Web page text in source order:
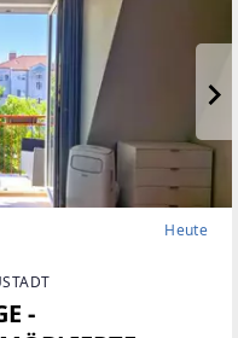
Heute
-